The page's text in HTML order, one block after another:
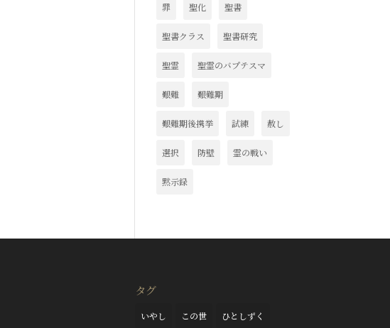
罪 聖化 聖書
聖書クラス 聖書研究
聖霊 聖霊のバプテスマ
艱難 艱難期
艱難期後携挙 試練 赦し
選択 防壁 霊の戦い
黙示録
タグ
いやし この世 ひとしずく